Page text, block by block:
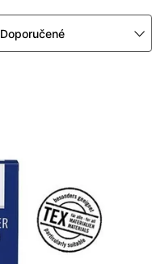
Doporučené